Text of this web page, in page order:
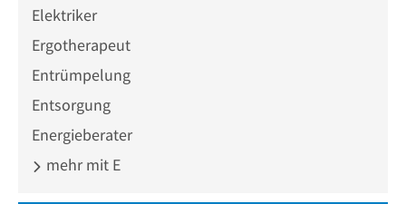
Elektriker
Ergotherapeut
Entrümpelung
Entsorgung
Energieberater
mehr mit E